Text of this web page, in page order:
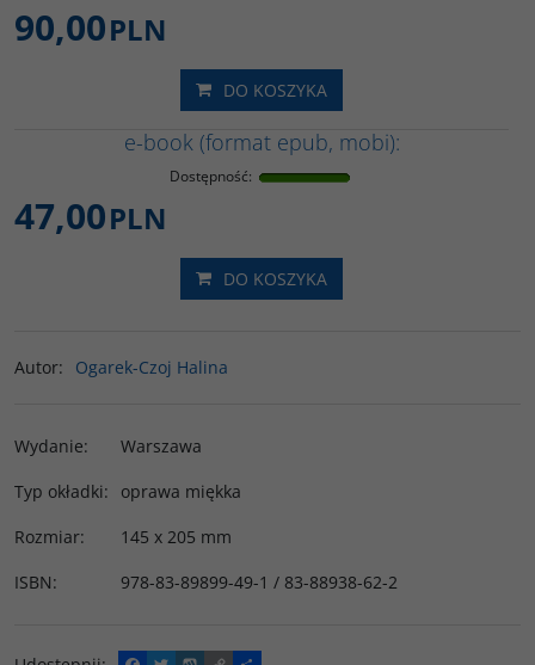
90,00PLN
DO KOSZYKA
e-book (format epub, mobi):
Dostępność:
47,00PLN
DO KOSZYKA
Autor: Ogarek-Czoj Halina
Wydanie:
Warszawa
Typ okładki:
oprawa miękka
Rozmiar:
145 x 205 mm
ISBN: 978-83-89899-49-1 / 83-88938-62-2